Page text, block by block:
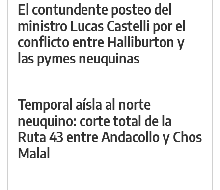
El contundente posteo del
ministro Lucas Castelli por el
conflicto entre Halliburton y
las pymes neuquinas
Temporal aísla al norte
neuquino: corte total de la
Ruta 43 entre Andacollo y Chos
Malal